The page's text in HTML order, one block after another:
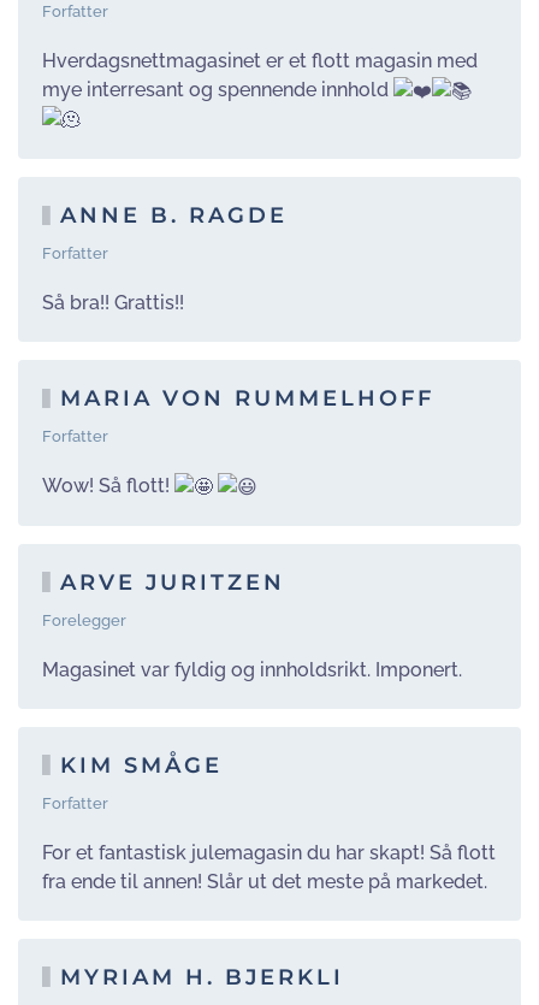
Forfatter
Hverdagsnettmagasinet er et flott magasin med
mye interresant og spennende innhold
ANNE B. RAGDE
Forfatter
Så bra!! Grattis!!
MARIA VON RUMMELHOFF
Forfatter
Wow! Så flott!
ARVE JURITZEN
Forelegger
Magasinet var fyldig og innholdsrikt. Imponert.
KIM SMÅGE
Forfatter
For et fantastisk julemagasin du har skapt! Så flott
fra ende til annen! Slår ut det meste på markedet.
MYRIAM H. BJERKLI